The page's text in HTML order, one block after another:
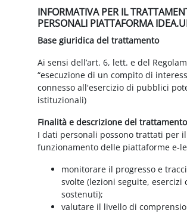
INFORMATIVA PER IL
PERSONALI PIATTAFORMA
Base giuridica del trattamento
Ai sensi dell’art. 6, lett. e del
“esecuzione di un compito di
connesso all'esercizio di pubblici
istituzionali)
Finalità e descrizione del
I dati personali possono trattati per
funzionamento delle piattaforme e-
monitorare il progresso e
svolte (lezioni seguite, esercizi
sostenuti);
valutare il livello di